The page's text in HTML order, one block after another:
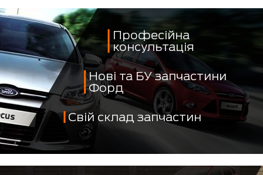
Професійна
консультація
Нові та БУ запчастини
Форд
Свій склад запчастин